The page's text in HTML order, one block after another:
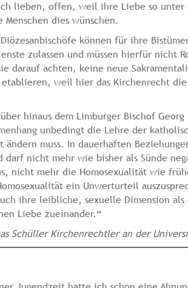
lieben, offen, weil ihre Liebe so unter
dies wünschen.
können für ihre
zulassen und müssen hierfür nicht
darauf achten, keine neue
etablieren, weil hier das Kirchenrecht die
hinaus dem Limburger Bischof Georg
unbedingt die Lehre der
ändern muss. In dauerhaften
darf nicht mehr wie bisher als Sünde
nicht mehr die Homosexualität wie
ein Unwerturteil
ihre leibliche, sexuelle Dimension als
Liebe zueinander.“
Schüller Kirchenrechtler an der